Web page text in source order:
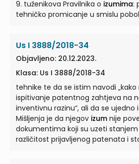
9. tuženikova Pravilnika o izumima:
tehničko promicanje u smislu
je odbijen kao neosnovan prijedlog
postojanjaizuma ... postojanja
tehničkog promicanja tužitelja nije
je Odlukom od 11. ožujka 2015. stavio
Pravilnik o izumima...
Us I 3888/2018-34
Objavljeno: 20.12.2023.
Klasa: Us I 3888/2018-34
tehnike te da se istim navodi „kako
ispitivanje patentnog zahtjeva na
inventivnu razinu“, ali da se ujedno
Mišljenja je da njegov izum nije
dokumentima koji su uzeti
različitost prijavljenog patenata i